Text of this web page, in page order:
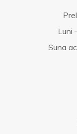
Luni
Suna